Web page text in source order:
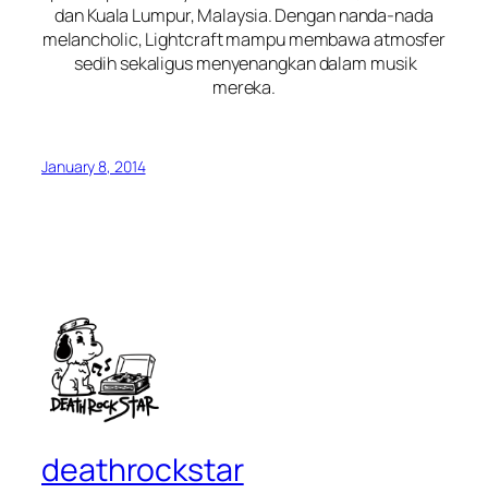
dan Kuala Lumpur, Malaysia. Dengan nanda-nada
melancholic, Lightcraft mampu membawa atmosfer
sedih sekaligus menyenangkan dalam musik
mereka.
January 8, 2014
deathrockstar